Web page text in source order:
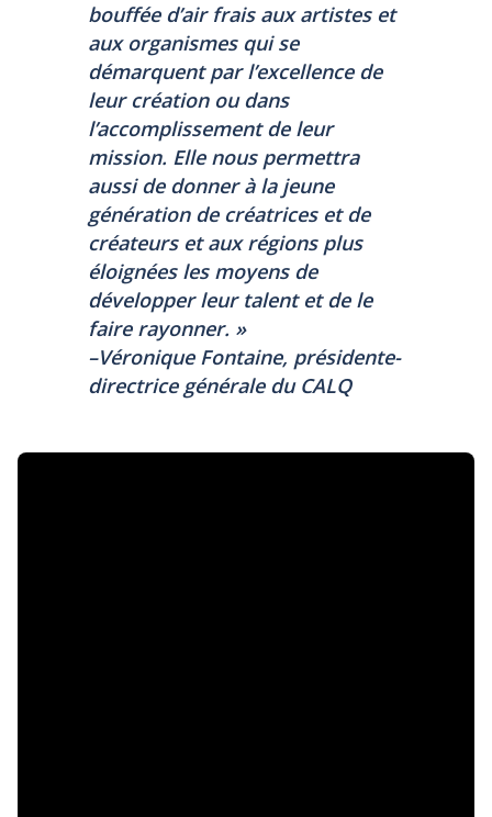
bouffée d’air frais aux artistes et
aux organismes qui se
démarquent par l’excellence de
leur création ou dans
l’accomplissement de leur
mission. Elle nous permettra
aussi de donner à la jeune
génération de créatrices et de
créateurs et aux régions plus
éloignées les moyens de
développer leur talent et de le
faire rayonner. »
–Véronique Fontaine, présidente-
directrice générale du CALQ